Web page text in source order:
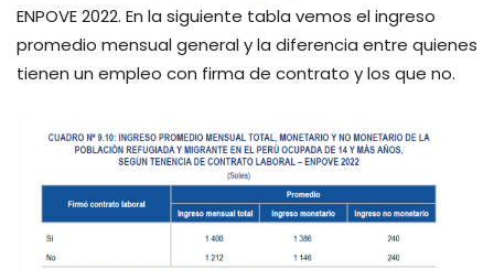
ENPOVE 2022. En la siguiente tabla vemos el ingreso
promedio mensual general y la diferencia entre quienes
tienen un empleo con firma de contrato y los que no.